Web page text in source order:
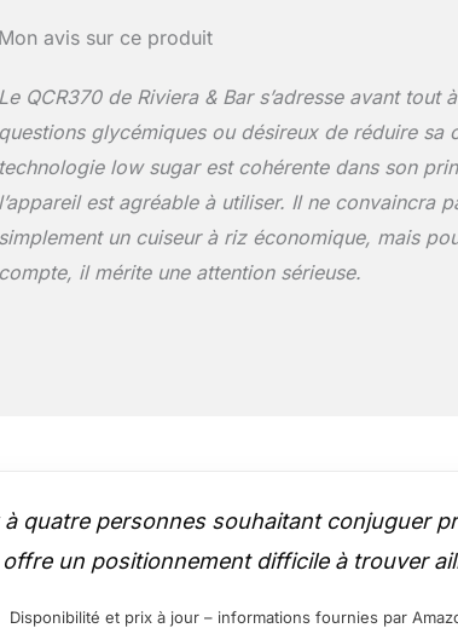
Mon avis sur ce produit
Le QCR370 de Riviera & Bar s’adresse avant
questions glycémiques ou désireux de réduire sa
technologie low sugar est cohérente dans son
l’appareil est agréable à utiliser. Il ne convaincra
simplement un cuiseur à riz économique, mais
compte, il mérite une attention sérieuse.
quatre personnes souhaitant conjuguer
un positionnement difficile à trouver
Disponibilité et prix à jour – informations fournies par